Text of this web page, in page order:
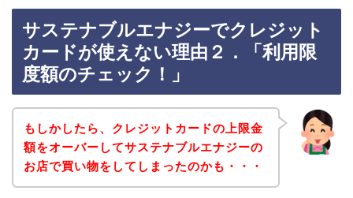
サステナブルエナジーでクレジット
カードが使えない理由２．「利用限
度額のチェック！」
もしかしたら、クレジットカードの上限金
額をオーバーしてサステナブルエナジーの
お店で買い物をしてしまったのかも・・・